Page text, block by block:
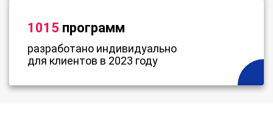
1015 программ
разработано индивидуально
для клиентов в 2023 году